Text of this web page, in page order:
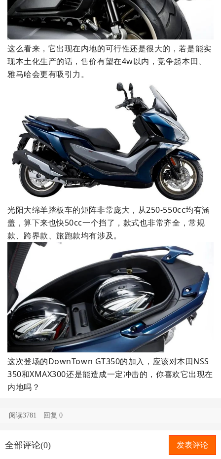
这么看来，它出现在内地的可行性还是很大的，若是能实
现本土化生产的话，售价有望在4w以内，竞争起本田、
雅马哈会更有吸引力。
光阳大绵羊踏板车的矩阵非常庞大，从250-550cc均有涵
盖，算下来也快50cc一个挡了，款式也非常齐全，常规
款、跨界款、旅跑款均有涉及。
这次登场的DownTown GT350的加入，应该对本田NSS
350和XMAX300还是能造成一定冲击的，你喜欢它出现在
内地吗？
阅读3781 回复0
全部评论(0) 发表评论